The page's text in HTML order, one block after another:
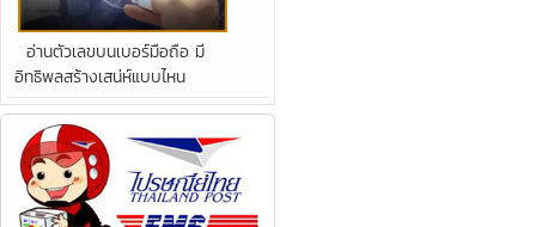
อ่านตัวเลขบนเบอร์มือถือ มี
อิทธิพลสร้างเสน่ห์แบบไหน